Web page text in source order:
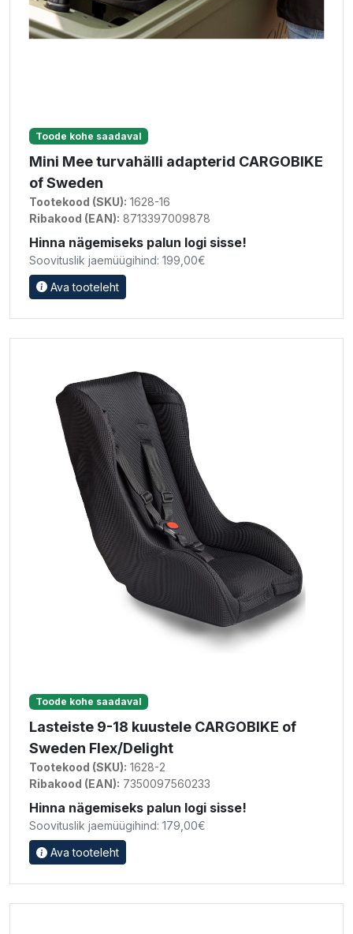
Toode kohe saadaval
Mini Mee turvahälli adapterid CARGOBIKE
of Sweden
Tootekood (SKU): 1628-16
Ribakood (EAN): 8713397009878
Hinna nägemiseks palun logi sisse!
Soovituslik jaemüügihind: 199,00€
Ava tooteleht
Toode kohe saadaval
Lasteiste 9-18 kuustele CARGOBIKE of
Sweden Flex/Delight
Tootekood (SKU): 1628-2
Ribakood (EAN): 7350097560233
Hinna nägemiseks palun logi sisse!
Soovituslik jaemüügihind: 179,00€
Ava tooteleht